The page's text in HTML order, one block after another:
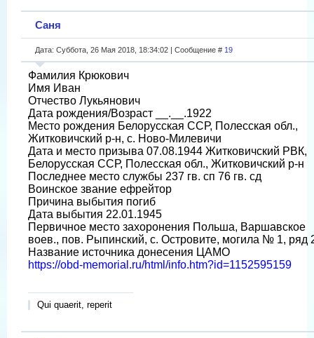
Саня
Дата: Суббота, 26 Мая 2018, 18:34:02 | Сообщение # 19
Фамилия Крюкович
Имя Иван
Отчество Лукьянович
Дата рождения/Возраст __.__.1922
Место рождения Белорусская ССР, Полесская обл.,
Житковичский р-н, с. Ново-Милевичи
Дата и место призыва 07.08.1944 Житковичский РВК,
Белорусская ССР, Полесская обл., Житковичский р-н
Последнее место службы 237 гв. сп 76 гв. сд
Воинское звание ефрейтор
Причина выбытия погиб
Дата выбытия 22.01.1945
Первичное место захоронения Польша, Варшавское
воев., пов. Рыпинский, с. Островите, могила № 1, ряд
Название источника донесения ЦАМО
https://obd-memorial.ru/html/info.htm?id=1152595159
Qui quaerit, reperit